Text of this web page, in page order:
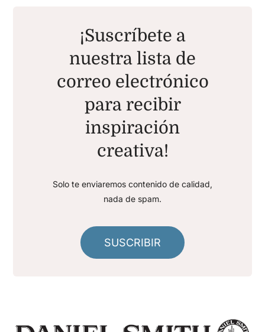
¡Suscríbete a
nuestra lista de
correo electrónico
para recibir
inspiración
creativa!
Solo te enviaremos contenido de calidad,
nada de spam.
SUSCRIBIR